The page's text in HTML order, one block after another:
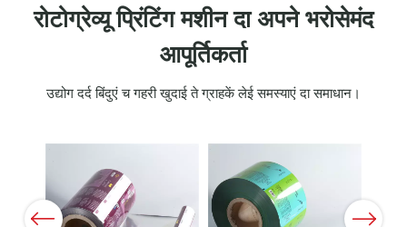
रोटोग्रेव्यू प्रिंटिंग मशीन दा अपने भरोसेमंद
आपूर्तिकर्ता
उद्योग दर्द बिंदुएं च गहरी खुदाई ते ग्राहकें लेई समस्याएं दा समाधान।
Previous Next